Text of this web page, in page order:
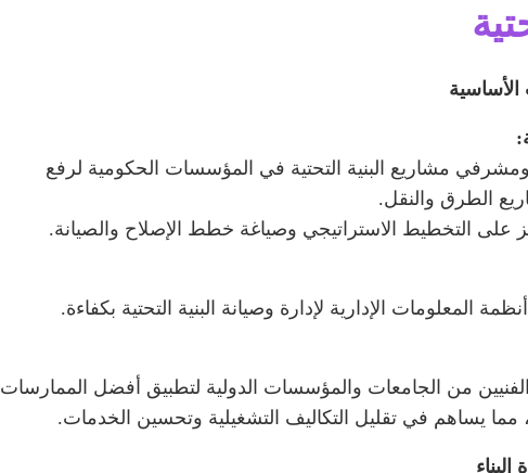
:
مشاريع البنية التحتية في المؤسسات الحكومية لرفع
الطرق والنقل.
على التخطيط الاستراتيجي وصياغة خطط الإصلاح والصيانة.
المعلومات الإدارية لإدارة وصيانة البنية التحتية بكفاءة.
من الجامعات والمؤسسات الدولية لتطبيق أفضل الممارسات
مما يساهم في تقليل التكاليف التشغيلية وتحسين الخدمات.